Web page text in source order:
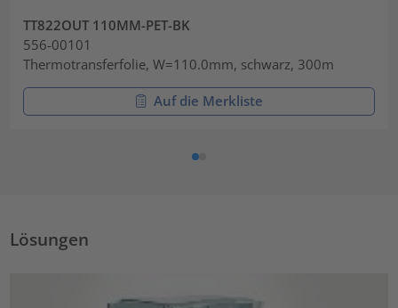
TT822OUT 110MM-PET-BK
556-00101
Thermotransferfolie, W=110.0mm, schwarz, 300m
Auf die Merkliste
Lösungen